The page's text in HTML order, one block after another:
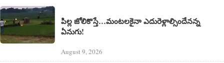
పిల్ల జోలికొస్తే…మంటలకైనా ఎదురెళ్లాల్సిందేనన్న
ఏనుగు!
August 9, 2026